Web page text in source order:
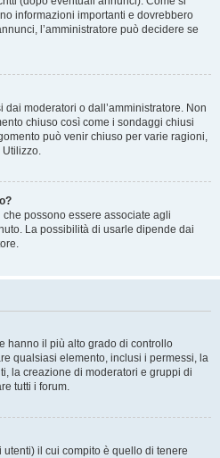
informazioni importanti e dovrebbero
l’amministratore può decidere se
moderatori o dall’amministratore. Non
chiuso così come i sondaggi chiusi
può venir chiuso per varie ragioni,
Utilizzo.
possono essere associate agli
La possibilità di usarle dipende dai
hanno il più alto grado di controllo
qualsiasi elemento, inclusi i permessi, la
la creazione di moderatori e gruppi di
tutti i forum.
utenti) il cui compito è quello di tenere